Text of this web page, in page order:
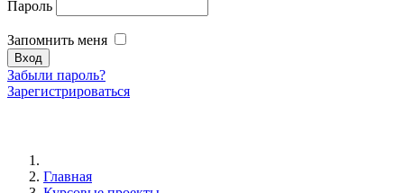
Пароль
Запомнить меня
Забыли пароль?
Зарегистрироваться
Главная